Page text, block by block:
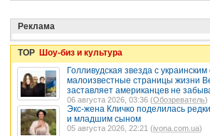
Реклама
TOP Шоу-биз и культура
Голливудская звезда с
малоизвестные страницы жизни
заставляет американцев не
06 августа 2026, 03:36 (Обозреватель)
Экс-жена Кличко поделилась
и младшим сыном
05 августа 2026, 22:21 (ivona.com.ua)